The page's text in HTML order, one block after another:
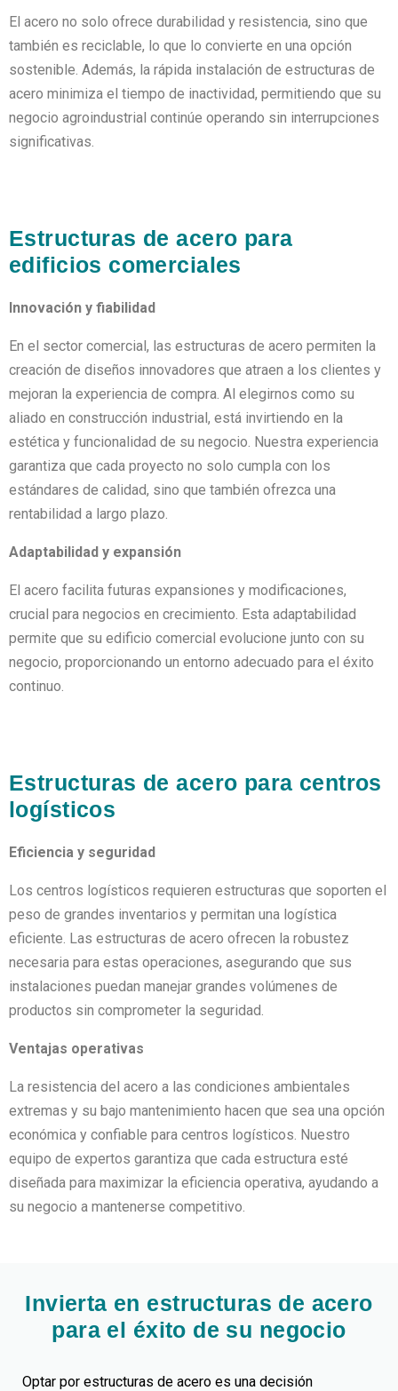
El acero no solo ofrece durabilidad y resistencia, sino que
también es reciclable, lo que lo convierte en una opción
sostenible. Además, la rápida instalación de estructuras de
acero minimiza el tiempo de inactividad, permitiendo que su
negocio agroindustrial continúe operando sin interrupciones
significativas.
Estructuras de acero para
edificios comerciales
Innovación y fiabilidad
En el sector comercial, las estructuras de acero permiten la
creación de diseños innovadores que atraen a los clientes y
mejoran la experiencia de compra. Al elegirnos como su
aliado en construcción industrial, está invirtiendo en la
estética y funcionalidad de su negocio. Nuestra experiencia
garantiza que cada proyecto no solo cumpla con los
estándares de calidad, sino que también ofrezca una
rentabilidad a largo plazo.
Adaptabilidad y expansión
El acero facilita futuras expansiones y modificaciones,
crucial para negocios en crecimiento. Esta adaptabilidad
permite que su edificio comercial evolucione junto con su
negocio, proporcionando un entorno adecuado para el éxito
continuo.
Estructuras de acero para centros
logísticos
Eficiencia y seguridad
Los centros logísticos requieren estructuras que soporten el
peso de grandes inventarios y permitan una logística
eficiente. Las estructuras de acero ofrecen la robustez
necesaria para estas operaciones, asegurando que sus
instalaciones puedan manejar grandes volúmenes de
productos sin comprometer la seguridad.
Ventajas operativas
La resistencia del acero a las condiciones ambientales
extremas y su bajo mantenimiento hacen que sea una opción
económica y confiable para centros logísticos. Nuestro
equipo de expertos garantiza que cada estructura esté
diseñada para maximizar la eficiencia operativa, ayudando a
su negocio a mantenerse competitivo.
Invierta en estructuras de acero
para el éxito de su negocio
Optar por estructuras de acero es una decisión